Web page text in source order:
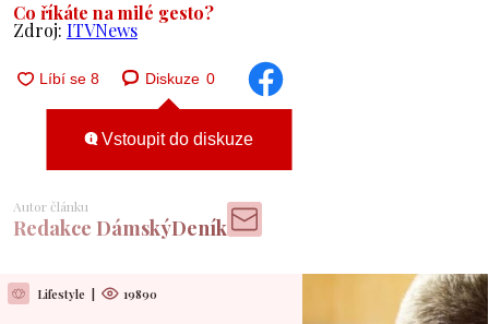
Co říkáte na milé gesto?
Zdroj: ITVNews
Diskuze 0
Vstoupit do diskuze
Autor článku
Redakce DámskýDeník
Lifestyle | 19890